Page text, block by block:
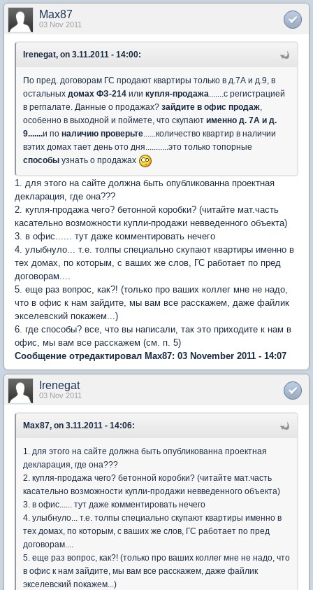
Max87
03 Nov 2011
Irenegat, on 3.11.2011 - 14:00:
По пред. договорам ГС продают квартиры только в д.7А и д.9, в
остальных домах ФЗ-214 или купля-продажа.......с регистрацией
в регпалате. Данные о продажах? зайдите в офис продаж,
особенно в выходной и поймете, что скупают именно д. 7А и д.
9.......и по наличию проверьте......количество квартир в наличии
вэтих домах тает день ото дня...........это только топорные
способы узнать о продажах
1. для этого на сайте должна быть опубликованна проектная
декларация, где она???
2. купля-продажа чего? бетонной коробки? (читайте мат.часть
касательно возможности купли-продажи невведенного объекта)
3. в офис...... тут даже комментировать нечего
4. улыбнуло... т.е. толпы специально скупают квартиры именно в
тех домах, по которым, с ваших же слов, ГС работает по пред
договорам....
5. еще раз вопрос, как?! (только про ваших коллег мне не надо,
что в офис к нам зайдите, мы вам все расскажем, даже файлик
экселевский покажем...)
6. где способы? все, что вы написали, так это приходите к нам в
офис, мы вам все расскажем (см. п. 5)
Сообщение отредактировал Max87: 03 November 2011 - 14:07
Irenegat
03 Nov 2011
Max87, on 3.11.2011 - 14:06:
1. для этого на сайте должна быть опубликованна проектная
декларация, где она???
2. купля-продажа чего? бетонной коробки? (читайте мат.часть
касательно возможности купли-продажи невведенного объекта)
3. в офис...... тут даже комментировать нечего
4. улыбнуло... т.е. толпы специально скупают квартиры именно в
тех домах, по которым, с ваших же слов, ГС работает по пред
договорам....
5. еще раз вопрос, как?! (только про ваших коллег мне не надо, что
в офис к нам зайдите, мы вам все расскажем, даже файлик
экселевский покажем...)